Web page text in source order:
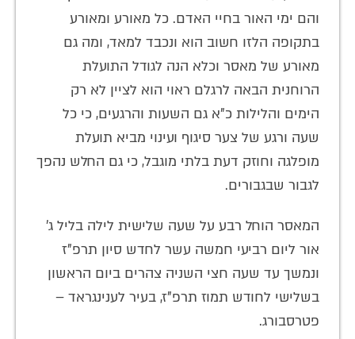
והם ימי האור בחיי האדם. כל מאורע ומאורע
בתקופה הלזו חשוב הוא ונכבד למאד, ומה גם
מאורע של מאסר וכלא הנה לגודל התועלת
הרוחנית הבאה לרגלם ראוי הוא לציין לא רק
הימים והלילות כ"א גם השעות והרגעים, כי כל
שעה ורגע של צער סיגוף ועינוי מביא תועלת
מופלגה וחוזק דעת בלתי מוגבל, כי גם החלש נהפך
לגבור שבגבורים.
המאסר הוחל רבע על שעה שלישית לילה בליל ג'
אור ליום רביעי חמשה עשר לחדש סיון תרפ"ז
ונמשך עד שעה חצי השניה צהרים ביום הראשון
בשלישי לחודש תמוז תרפ"ז, בעיר לענינגראד –
פטרסבורג.